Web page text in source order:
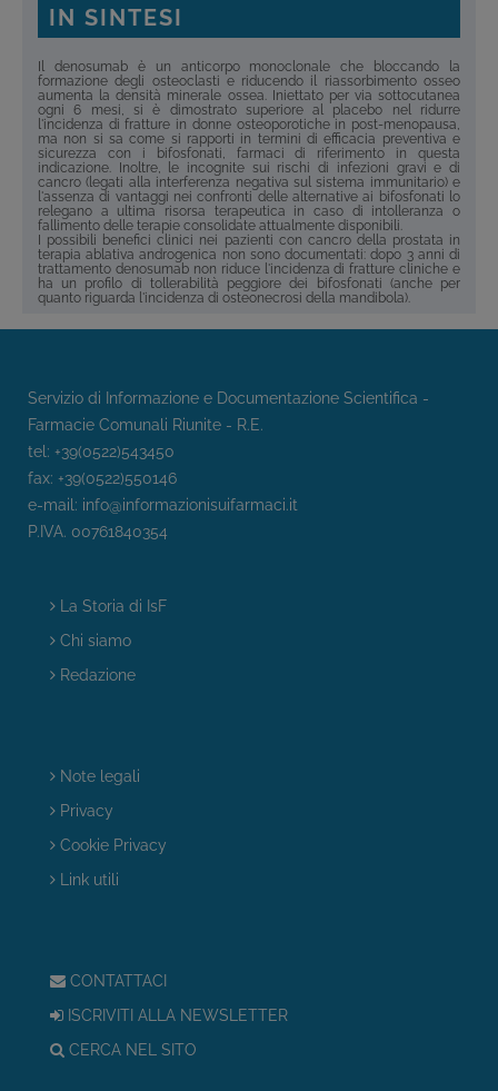
IN SINTESI
Il denosumab è un anticorpo monoclonale che bloccando la
formazione degli osteoclasti e riducendo il riassorbimento osseo
aumenta la densità minerale ossea. Iniettato per via sottocutanea
ogni 6 mesi, si è dimostrato superiore al placebo nel ridurre
l'incidenza di fratture in donne osteoporotiche in post-menopausa,
ma non si sa come si rapporti in termini di efficacia preventiva e
sicurezza con i bifosfonati, farmaci di riferimento in questa
indicazione. Inoltre, le incognite sui rischi di infezioni gravi e di
cancro (legati alla interferenza negativa sul sistema immunitario) e
l'assenza di vantaggi nei confronti delle alternative ai bifosfonati lo
relegano a ultima risorsa terapeutica in caso di intolleranza o
fallimento delle terapie consolidate attualmente disponibili.
I possibili benefici clinici nei pazienti con cancro della prostata in
terapia ablativa androgenica non sono documentati: dopo 3 anni di
trattamento denosumab non riduce l'incidenza di fratture cliniche e
ha un profilo di tollerabilità peggiore dei bifosfonati (anche per
quanto riguarda l'incidenza di osteonecrosi della mandibola).
Servizio di Informazione e Documentazione Scientifica -
Farmacie Comunali Riunite - R.E.
tel: +39(0522)543450
fax: +39(0522)550146
e-mail: info@informazionisuifarmaci.it
P.IVA. 00761840354
La Storia di IsF
Chi siamo
Redazione
Note legali
Privacy
Cookie Privacy
Link utili
CONTATTACI
ISCRIVITI ALLA NEWSLETTER
CERCA NEL SITO